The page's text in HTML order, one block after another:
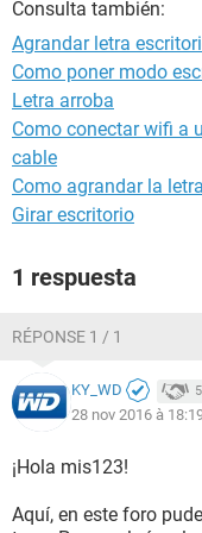
Consulta también:
Agrandar letra
Como poner modo
Letra arroba
Como conectar wifi a
cable
Como agrandar la
Girar escritorio
1 respuesta
RÉPONSE 1 / 1
KY_WD
28 nov 2016 à
¡Hola mis123!
Aquí, en este foro